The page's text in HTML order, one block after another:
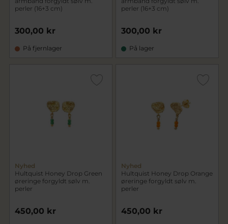
perler (16+3 cm)
300,00 kr
På fjernlager
perler (16+3 cm)
300,00 kr
På lager
Nyhed
Hultquist Honey Drop Green
øreringe forgyldt sølv m.
perler
450,00 kr
Nyhed
Hultquist Honey Drop Orange
øreringe forgyldt sølv m.
perler
450,00 kr